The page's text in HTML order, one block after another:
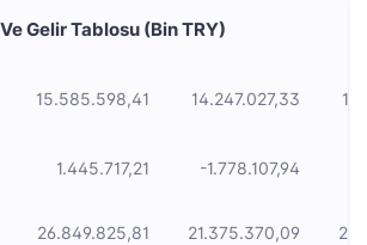
Ve Gelir Tablosu (Bin TRY)
15.585.598,41 14.247.027,33
1.445.717,21 -1.778.107,94
26.849.825,81 21.375.370,09